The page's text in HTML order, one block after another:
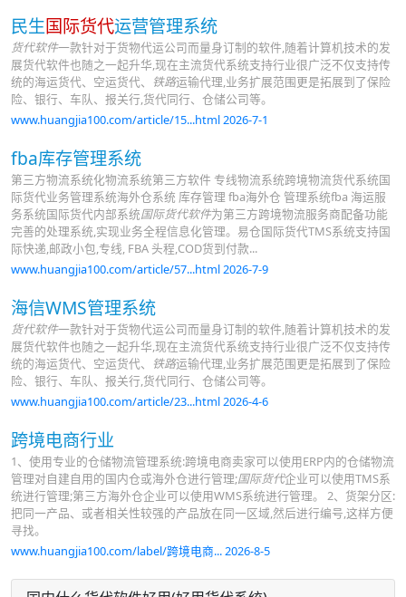
民生国际货代运营管理系统
货代软件一款针对于货物代运公司而量身订制的软件,随着计算机技术的发
展货代软件也随之一起升华,现在主流货代系统支持行业很广泛不仅支持传
统的海运货代、空运货代、
铁路运输代理,业务扩展范围更是拓展到了保险
险、银行、车队、报关行,货代同行、仓储公司等。
www.huangjia100.com/article/15...html 2026-7-1
fba库存管理系统
第三方物流系统化物流系统第三方软件 专线物流系统跨境物流货代系统国
际货代业务管理系统海外仓系统 库存管理 fba海外仓 管理系统fba 海运服
务系统国际货代内部系统国际货代软件为第三方跨境物流服务商配备功能
完善的处理系统,实现业务全程信息化管理。易仓国际货代TMS系统支持国
际快递,邮政小包,专线, FBA 头程,COD货到付款...
www.huangjia100.com/article/57...html 2026-7-9
海信WMS管理系统
货代软件一款针对于货物代运公司而量身订制的软件,随着计算机技术的发
展货代软件也随之一起升华,现在主流货代系统支持行业很广泛不仅支持传
统的海运货代、空运货代、
铁路运输代理,业务扩展范围更是拓展到了保险
险、银行、车队、报关行,货代同行、仓储公司等。
www.huangjia100.com/article/23...html 2026-4-6
跨境电商行业
1、使用专业的仓储物流管理系统:跨境电商卖家可以使用ERP内的仓储物流
管理对自建自用的国内仓或海外仓进行管理;国际货代企业可以使用TMS系
统进行管理;第三方海外仓企业可以使用WMS系统进行管理。 2、货架分区:
把同一产品、或者相关性较强的产品放在同一区域,然后进行编号,这样方便
寻找。
www.huangjia100.com/label/跨境电商... 2026-8-5